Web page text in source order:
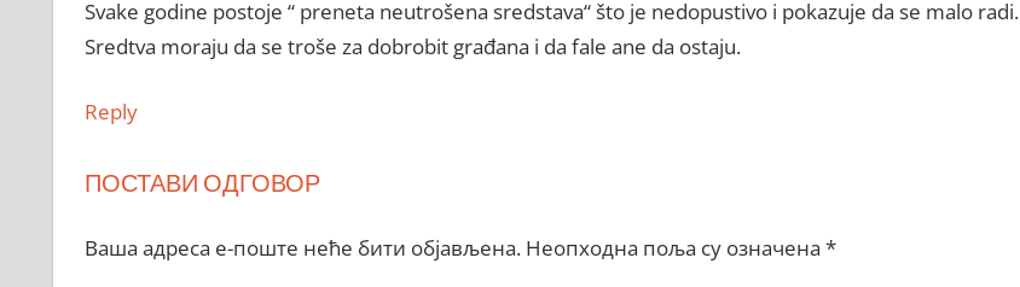
Svake godine postoje “ preneta neutrošena sredstava“ što je nedopustivo i pokazuje da se malo radi.
Sredtva moraju da se troše za dobrobit građana i da fale ane da ostaju.
Reply
ПОСТАВИ ОДГОВОР
Ваша адреса е-поште неће бити објављена. Неопходна поља су означена *